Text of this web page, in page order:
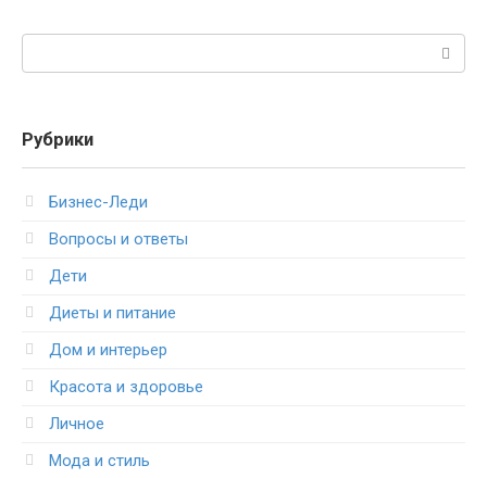
Рубрики
Бизнес-Леди
Вопросы и ответы
Дети
Диеты и питание
Дом и интерьер
Красота и здоровье
Личное
Мода и стиль